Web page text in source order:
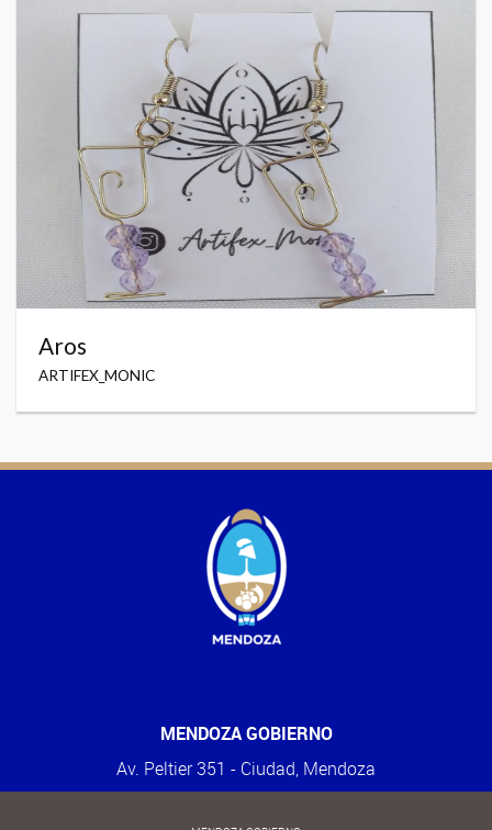
Aros
ARTIFEX_MONIC
MENDOZA GOBIERNO
Av. Peltier 351 - Ciudad, Mendoza